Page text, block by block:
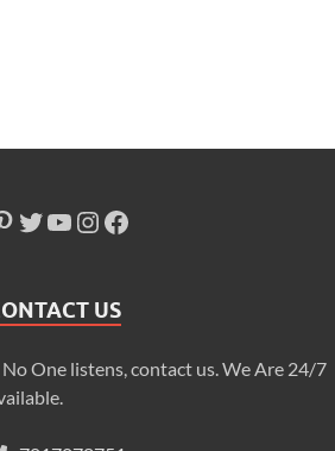
US
One listens, contact us. We Are 24/7